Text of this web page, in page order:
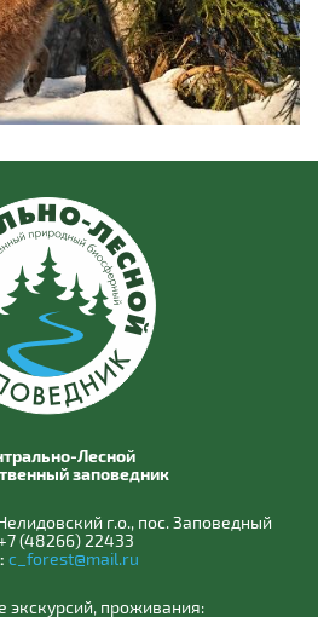
Лесной
заповедник
г.о., пос. Заповедный
(48266) 22433
c_forest@mail.ru
экскурсий, проживания: